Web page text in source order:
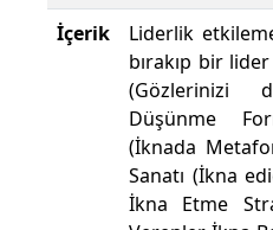
İçerik
Liderlik
bırakıp bir
(Gözlerinizi
Düşünme
(İknada
Sanatı (İkna
İkna Etme